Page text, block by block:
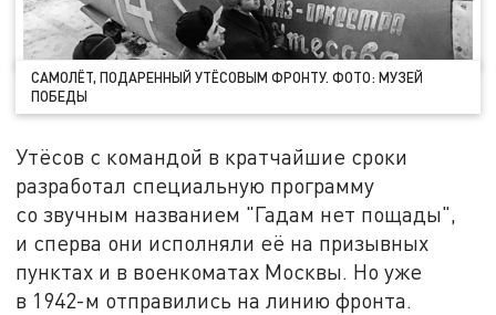
САМОЛЁТ, ПОДАРЕННЫЙ УТЁСОВЫМ ФРОНТУ. ФОТО: МУЗЕЙ
ПОБЕДЫ
Утёсов с командой в кратчайшие сроки
разработал специальную программу
со звучным названием "Гадам нет пощады",
и сперва они исполняли её на призывных
пунктах и в военкоматах Москвы. Но уже
в 1942-м отправились на линию фронта.